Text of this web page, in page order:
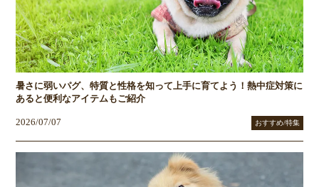
暑さに弱いパグ、特質と性格を知って上手に育てよう！熱中症対策に
あると便利なアイテムもご紹介
2026/07/07 おすすめ/特集